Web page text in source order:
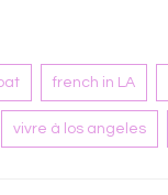
french in LA
vivre à los angeles